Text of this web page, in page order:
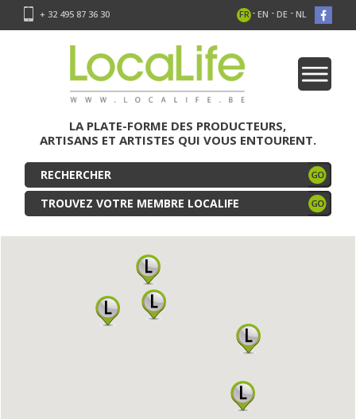
+ 32 495 87 36 30 FR - EN - DE - NL
LA PLATE-FORME DES PRODUCTEURS,
ARTISANS ET ARTISTES QUI VOUS ENTOURENT.
TROUVEZ VOTRE MEMBRE LOCALIFE